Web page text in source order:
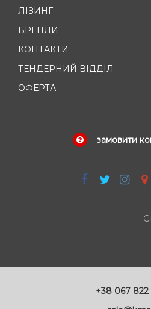
ЛІЗИНГ
БРЕНДИ
КОНТАКТИ
ТЕНДЕРНИЙ ВІДДІЛ
ОФЕРТА
замовити
+38 067 822